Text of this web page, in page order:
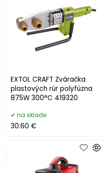
EXTOL CRAFT Zváračka
plastových rúr polyfúzna
875W 300°C 419320
na sklade
30.60 €
.